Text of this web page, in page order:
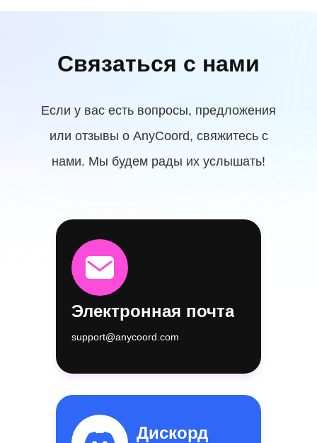
Связаться с нами
Если у вас есть вопросы, предложения
или отзывы о AnyCoord, свяжитесь с
нами. Мы будем рады их услышать!
Электронная почта
support@anycoord.com
Дискорд